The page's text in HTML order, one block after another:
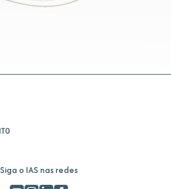
Siga o IAS nas redes